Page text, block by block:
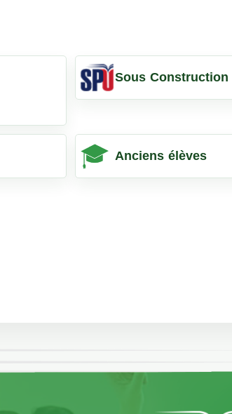
Sous Construction
Anciens élèves